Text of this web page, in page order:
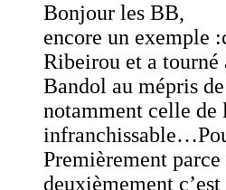
Bonjour les BB,
encore un exemple
Ribeirou et a tourné
Bandol au mépris
notamment celle
Premièrement parce
deuxièmement